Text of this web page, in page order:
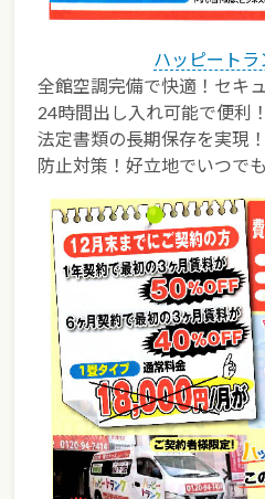
ハッピートラ
全館空調完備で快適！セキ
24時間出し入れ可能で便利
法定書類の長期保存を実現
防止対策！好立地でいつで